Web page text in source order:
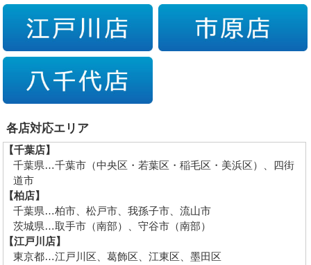
各店対応エリア
【千葉店】
千葉県…千葉市（中央区・若葉区・稲毛区・美浜区）、四街
道市
【柏店】
千葉県…柏市、松戸市、我孫子市、流山市
茨城県…取手市（南部）、守谷市（南部）
【江戸川店】
東京都…江戸川区、葛飾区、江東区、墨田区